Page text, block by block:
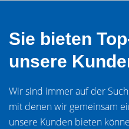
Sie bieten
unsere
Wir sind immer auf der
mit denen wir gemeinsam
unsere Kunden bieten